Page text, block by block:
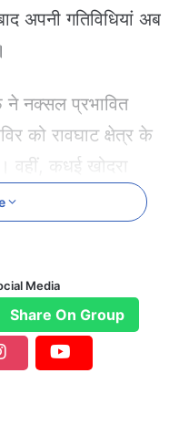
अपनी गतिविधियां अब
ने नक्सल प्रभावित
को रावघाट क्षेत्र के
वहीं, कधई खोदरा
के जंगलों में स्थानांतरित
बोडानार शिविर को
हुई थी, जिसे इस साल
उइके ने बताया, कधई
सत्र से सरकारी
Media
Share On Group